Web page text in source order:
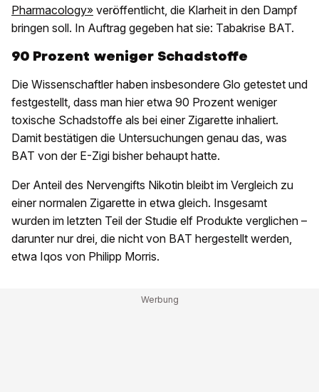
Pharmacology» veröffentlicht, die Klarheit in den Dampf
bringen soll. In Auftrag gegeben hat sie: Tabakrise BAT.
90 Prozent weniger Schadstoffe
Die Wissenschaftler haben insbesondere Glo getestet und
festgestellt, dass man hier etwa 90 Prozent weniger
toxische Schadstoffe als bei einer Zigarette inhaliert.
Damit bestätigen die Untersuchungen genau das, was
BAT von der E-Zigi bisher behaupt hatte.
Der Anteil des Nervengifts Nikotin bleibt im Vergleich zu
einer normalen Zigarette in etwa gleich. Insgesamt
wurden im letzten Teil der Studie elf Produkte verglichen –
darunter nur drei, die nicht von BAT hergestellt werden,
etwa Iqos von Philipp Morris.